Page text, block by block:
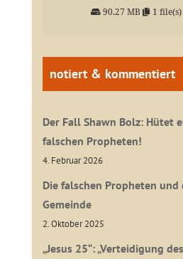
90.27 MB 1 file(s)
notiert & kommentiert
Der Fall Shawn Bolz: Hütet
falschen Propheten!
4. Februar 2026
Die falschen Propheten
Gemeinde
2. Oktober 2025
„Jesus 25“: „Verteidigung